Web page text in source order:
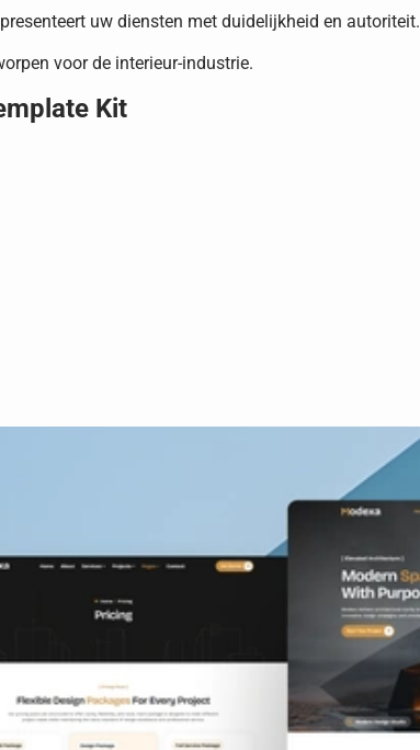
uw diensten met duidelijkheid en autoriteit.
voor de interieur-industrie.
Kit